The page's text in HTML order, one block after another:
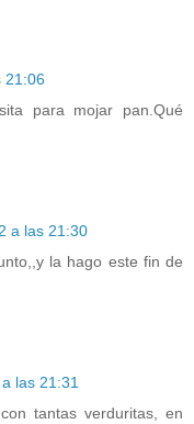
21:06
para mojar pan.Qué
a las 21:30
la hago este fin de
las 21:31
tantas verduritas, en